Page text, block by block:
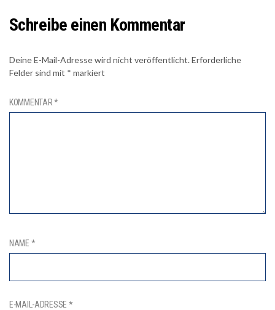
Schreibe einen Kommentar
Deine E-Mail-Adresse wird nicht veröffentlicht.Erforderliche
Felder sind mit * markiert
KOMMENTAR*
NAME *
E-MAIL-ADRESSE *